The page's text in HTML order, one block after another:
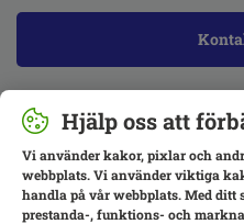
Hjälp oss att
Vi använder kakor, pixlar och
webbplats. Vi använder viktiga
handla på vår webbplats. Med
prestanda-, funktions- och